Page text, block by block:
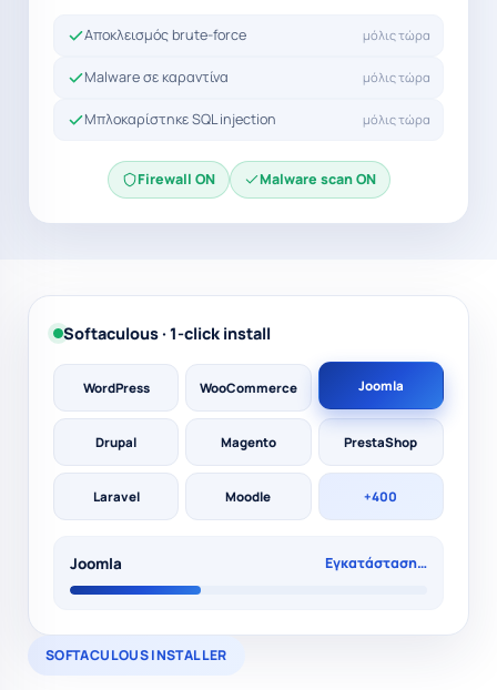
Αποκλεισμός brute-force μόλις τώρα
Malware σε καραντίνα μόλις τώρα
Μπλοκαρίστηκε SQL injection μόλις τώρα
Firewall ON Malware scan ON
Softaculous · 1-click install
WordPress WooCommerce Joomla
Drupal Magento PrestaShop
Laravel Moodle +400
Joomla Εγκαταστάθηκε ✓
SOFTACULOUS INSTALLER